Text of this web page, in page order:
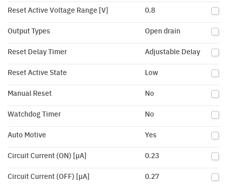
Reset Active Voltage Range [V] 0.8
Output Types Open drain
Reset Delay Timer Adjustable Delay
Reset Active State Low
Manual Reset No
Watchdog Timer No
Auto Motive Yes
Circuit Current (ON) [µA] 0.23
Circuit Current (OFF) [µA] 0.27